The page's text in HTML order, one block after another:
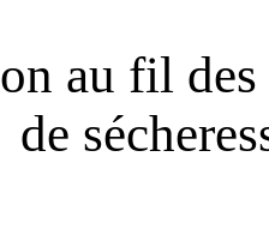
au fil
de